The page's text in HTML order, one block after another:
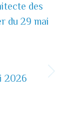
des
du 29 mai
2026